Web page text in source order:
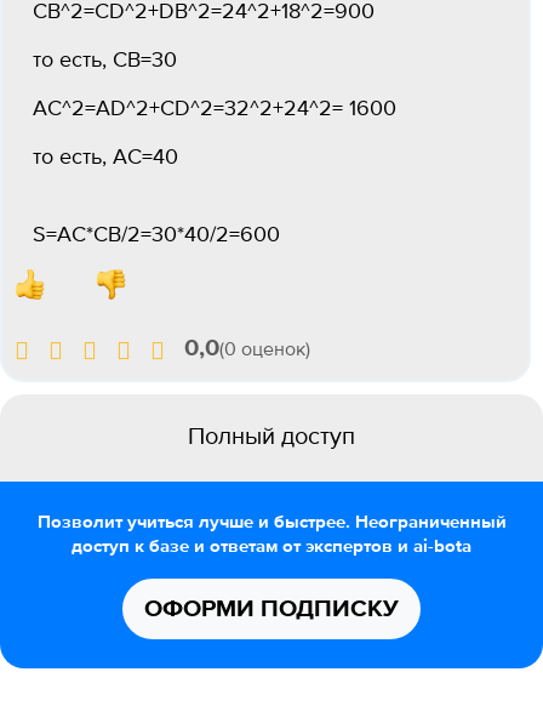
CB^2=CD^2+DB^2=24^2+18^2=900
то есть, СB=30
AC^2=AD^2+CD^2=32^2+24^2= 1600
то есть, AC=40
S=AC*CB/2=30*40/2=600
0,0(0 оценок)
Полный доступ
Позволит учиться лучше и быстрее. Неограниченный
доступ к базе и ответам от экспертов и ai-bota
ОФОРМИ ПОДПИСКУ